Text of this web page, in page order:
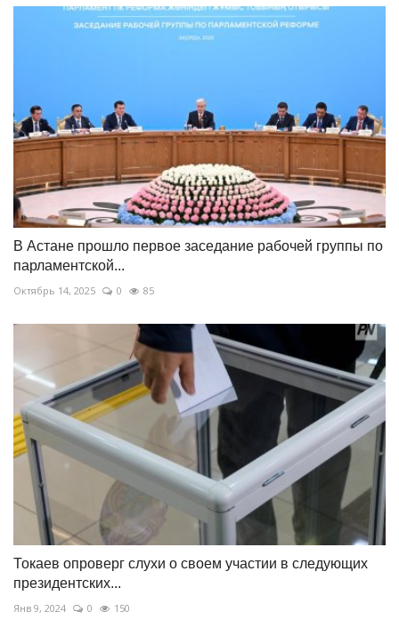
В Астане прошло первое заседание рабочей группы по
парламентской...
Октябрь 14, 2025 0 85
Токаев опроверг слухи о своем участии в следующих
президентских...
Янв 9, 2024 0 150